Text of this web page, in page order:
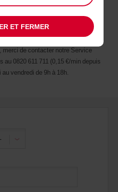
le formulaire ci-dessous. Un
brefs délais afin de vous offrir le
de contacter notre Service
0820 611 711 (0,15 €/min depuis
vendredi de 9h à 18h.
ET FERMER